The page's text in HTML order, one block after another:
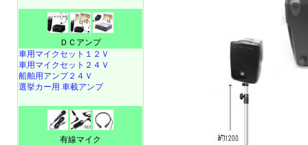
ＤＣアンプ
車用マイクセット１２Ｖ
車用マイクセット２４Ｖ
船舶用アンプ２４Ｖ
選挙カー用 車載アンプ
有線マイク